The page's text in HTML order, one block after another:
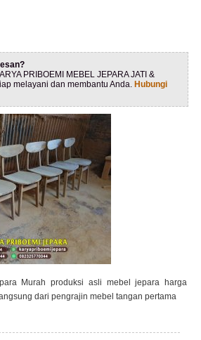
PRIBOEMI MEBEL JEPARA JATI &
melayani dan membantu Anda. Hubungi
Murah produksi asli mebel jepara harga
dari pengrajin mebel tangan pertama